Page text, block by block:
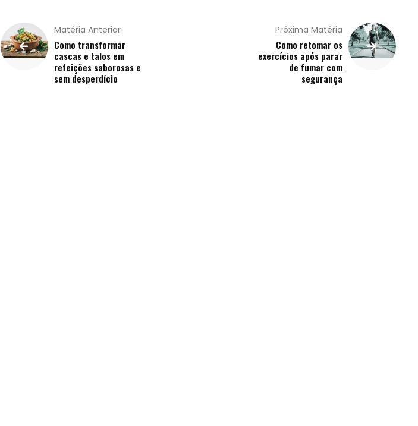
Qualidade
Matéria Anterior
Como transformar
cascas e talos em
refeições saborosas e
sem desperdício
Próxima Matéria
Como retomar os
exercícios após parar
de fumar com
segurança